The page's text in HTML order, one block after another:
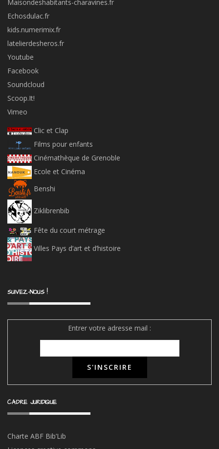
Maisondeshabitants-charavines.fr
Echosdulac.fr
kids.numerimix.fr
latelierdesheros.fr
Youtube
Facebook
Soundcloud
Scoop.It!
Vimeo
Clic et Clap
Films pour enfants
Cinémathèque de Grenoble
Ecole et Cinéma
Benshi
Ziklibrenbib
Fête du court métrage
Villes Pays d’art et d’histoire
SUIVEZ-NOUS !
Entrer votre adresse mail :
CADRE JURIDIQUE
Charte ABF Bib’Lib